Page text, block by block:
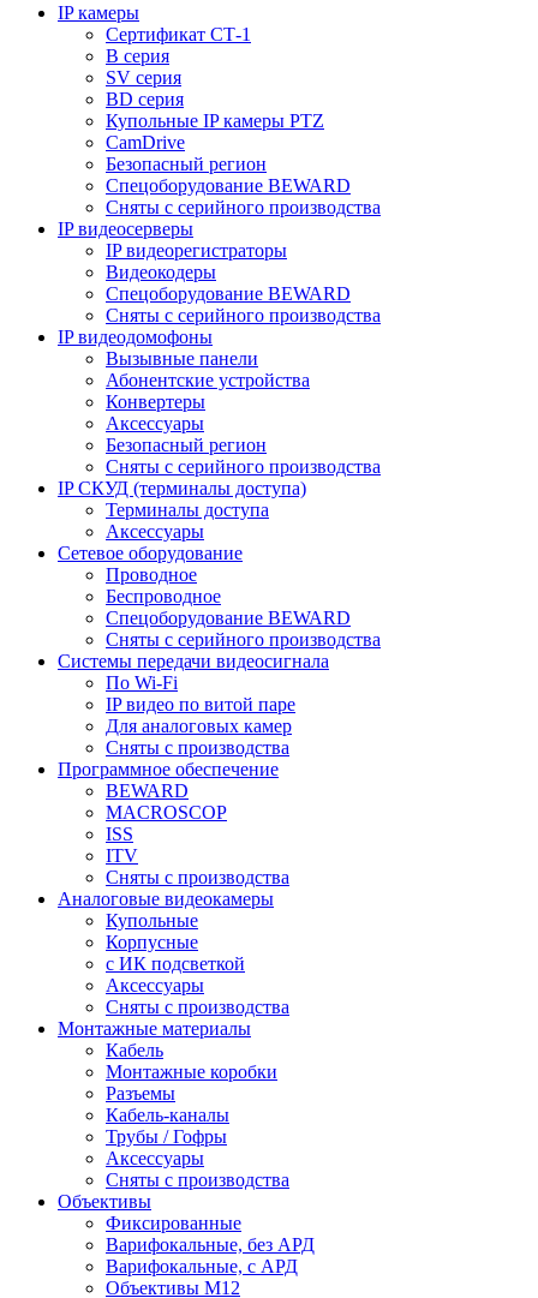
IP камеры
Сертификат СТ-1
B серия
SV серия
BD серия
Купольные IP камеры PTZ
CamDrive
Безопасный регион
Спецоборудование BEWARD
Сняты с серийного производства
IP видеосерверы
IP видеорегистраторы
Видеокодеры
Спецоборудование BEWARD
Сняты с серийного производства
IP видеодомофоны
Вызывные панели
Абонентские устройства
Конвертеры
Аксессуары
Безопасный регион
Сняты с серийного производства
IP СКУД (терминалы доступа)
Терминалы доступа
Аксессуары
Сетевое оборудование
Проводное
Беспроводное
Спецоборудование BEWARD
Сняты с серийного производства
Системы передачи видеосигнала
По Wi-Fi
IP видео по витой паре
Для аналоговых камер
Сняты с производства
Программное обеспечение
BEWARD
MACROSCOP
ISS
ITV
Сняты с производства
Аналоговые видеокамеры
Купольные
Корпусные
c ИК подсветкой
Аксессуары
Сняты с производства
Монтажные материалы
Кабель
Монтажные коробки
Разъемы
Кабель-каналы
Трубы / Гофры
Аксессуары
Сняты с производства
Объективы
Фиксированные
Варифокальные, без АРД
Варифокальные, с АРД
Объективы M12